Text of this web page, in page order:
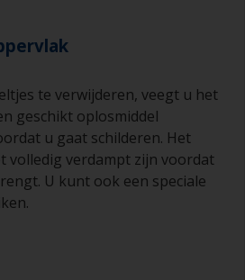
te verwijderen, veegt u het
geschikt oplosmiddel
u gaat schilderen. Het
volledig verdampt zijn voordat
U kunt ook een speciale